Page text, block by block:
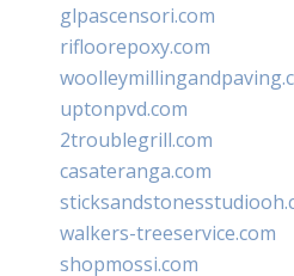
glpascensori.com
rifloorepoxy.com
uptonpvd.com
2troublegrill.com
casateranga.com
walkers-treeservice.com
shopmossi.com